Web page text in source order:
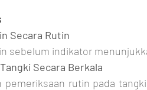
Secara Rutin
sebelum indikator
Secara Berkala
pemeriksaan rutin pada